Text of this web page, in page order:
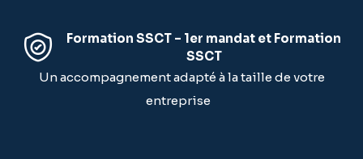
Formation SSCT – 1er mandat et Formation
SSCT
Un accompagnement adapté à la taille de votre
entreprise